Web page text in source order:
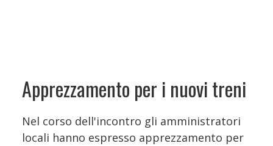
Apprezzamento per i nuovi treni
Nel corso dell'incontro gli amministratori
locali hanno espresso apprezzamento per